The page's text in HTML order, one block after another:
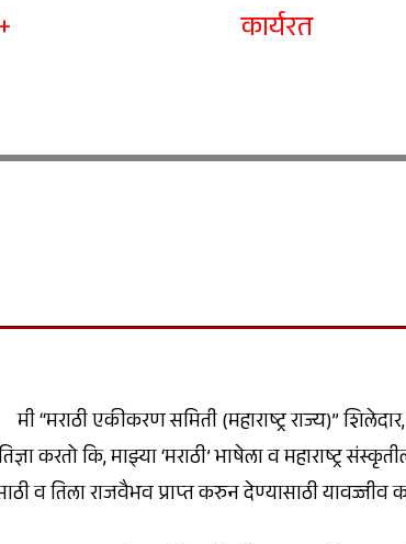
कार्यरत
एकीकरण समिती (महाराष्ट्र राज्य)”
करतो कि, माझ्या ‘मराठी’ भाषेला व महाराष्ट्र
व तिला राजवैभव प्राप्त करुन देण्यासाठी यावज्जीव